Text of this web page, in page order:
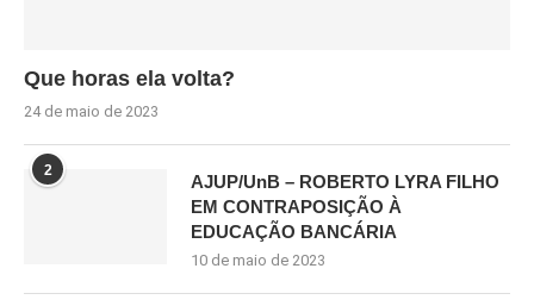
Que horas ela volta?
24 de maio de 2023
2
AJUP/UnB – ROBERTO LYRA FILHO
EM CONTRAPOSIÇÃO À
EDUCAÇÃO BANCÁRIA
10 de maio de 2023